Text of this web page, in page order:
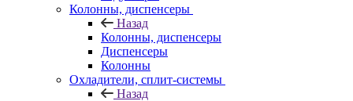
Колонны, диспенсеры
Назад
Колонны, диспенсеры
Диспенсеры
Колонны
Охладители, сплит-системы
Назад